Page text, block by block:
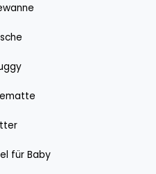
für Baby